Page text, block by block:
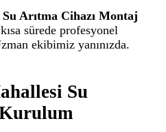
Arıtma Cihazı Montaj
sürede profesyonel
ekibimiz yanınızda.
Su